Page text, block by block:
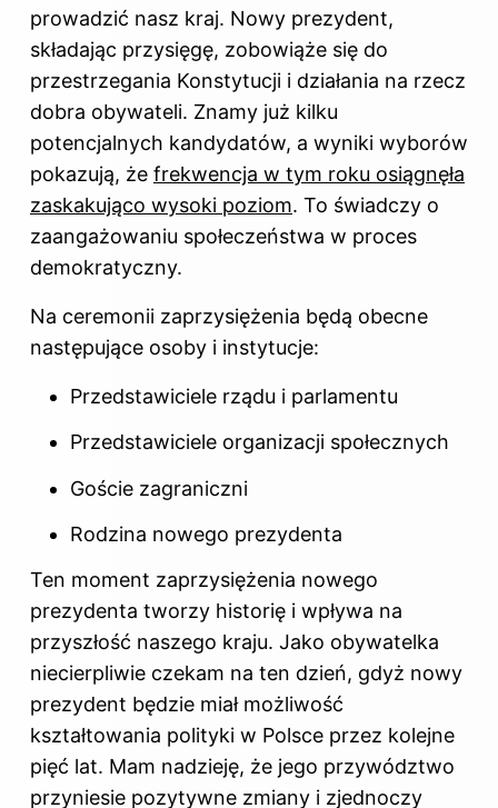
prowadzić nasz kraj. Nowy prezydent,
składając przysięgę, zobowiąże się do
przestrzegania Konstytucji i działania na rzecz
dobra obywateli. Znamy już kilku
potencjalnych kandydatów, a wyniki wyborów
pokazują, że frekwencja w tym roku osiągnęła
zaskakująco wysoki poziom. To świadczy o
zaangażowaniu społeczeństwa w proces
demokratyczny.
Na ceremonii zaprzysiężenia będą obecne
następujące osoby i instytucje:
Przedstawiciele rządu i parlamentu
Przedstawiciele organizacji społecznych
Goście zagraniczni
Rodzina nowego prezydenta
Ten moment zaprzysiężenia nowego
prezydenta tworzy historię i wpływa na
przyszłość naszego kraju. Jako obywatelka
niecierpliwie czekam na ten dzień, gdyż nowy
prezydent będzie miał możliwość
kształtowania polityki w Polsce przez kolejne
pięć lat. Mam nadzieję, że jego przywództwo
przyniesie pozytywne zmiany i zjednoczy